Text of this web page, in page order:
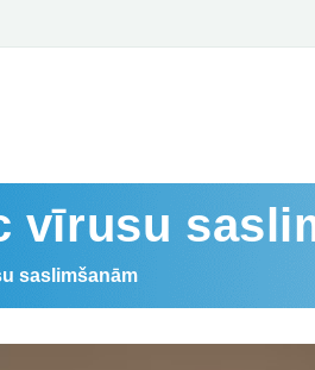
vīrusu
saslimšanām